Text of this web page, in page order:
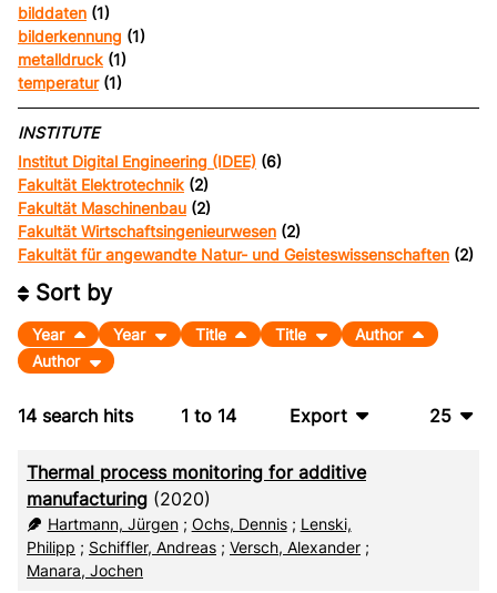
bilddaten (1)
bilderkennung (1)
metalldruck (1)
temperatur(1)
INSTITUTE
Institut Digital Engineering (IDEE) (6)
Fakultät Elektrotechnik (2)
Fakultät Maschinenbau (2)
Fakultät Wirtschaftsingenieurwesen (2)
Fakultät für angewandte Natur- und Geisteswissenschaften (2)
14 search hits 1 to 14
Export
RIS
25
Sort by
Year Year Title Title
Author
Author
Thermal process monitoring for additive
manufacturing (2020)
Hartmann, Jürgen; Ochs, Dennis; Lenski,
Philipp ; Schiffler, Andreas ; Versch, Alexander ;
Manara, Jochen